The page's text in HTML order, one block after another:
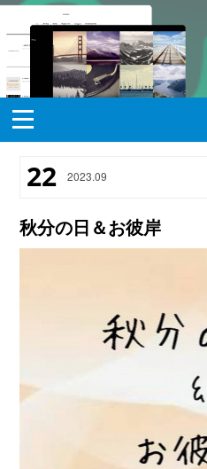
22 2023.09
秋分の日＆お彼岸